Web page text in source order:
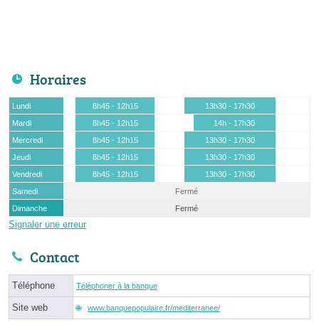
Horaires
Lundi 8h45 - 12h15
13h30 - 17h30
Mardi
8h45 - 12h15
14h - 17h30
Mercredi
8h45 - 12h15
13h30 - 17h30
Jeudi
8h45 - 12h15
13h30 - 17h30
Vendredi
8h45 - 12h15
13h30 - 17h30
Samedi
Fermé
Dimanche
Fermé
Signaler une erreur
Contact
Téléphone Téléphoner à la banque
Site web www.banquepopulaire.fr/mediterranee/